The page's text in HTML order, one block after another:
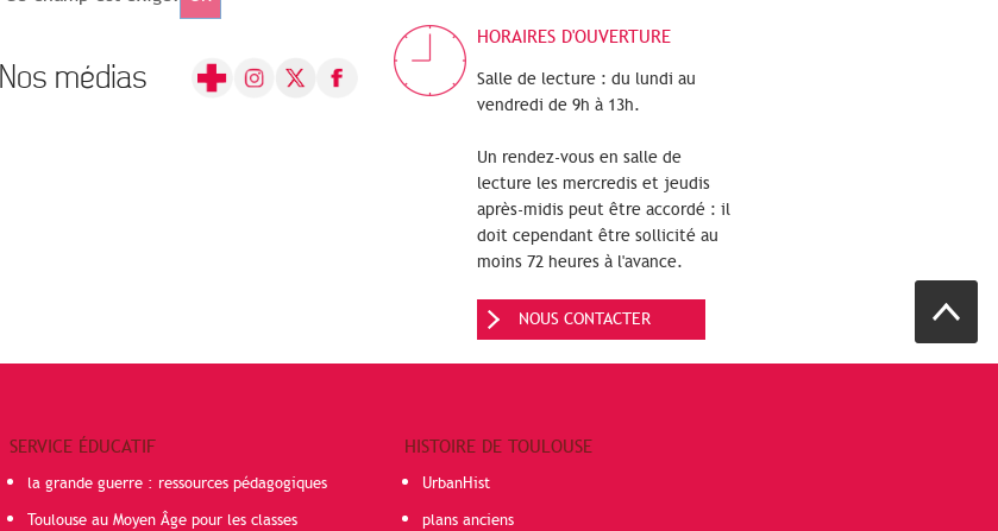
Nos médias
HORAIRES D'OUVERTURE
Salle de lecture : du lundi au
vendredi de 9h à 13h.
Un rendez-vous en salle de
lecture les mercredis et jeudis
après-midis peut être accordé : il
doit cependant être sollicité au
moins 72 heures à l'avance.
NOUS CONTACTER
SERVICE ÉDUCATIF
la grande guerre : ressources pédagogiques
Toulouse au Moyen Âge pour les classes
HISTOIRE DE TOULOUSE
UrbanHist
plans anciens